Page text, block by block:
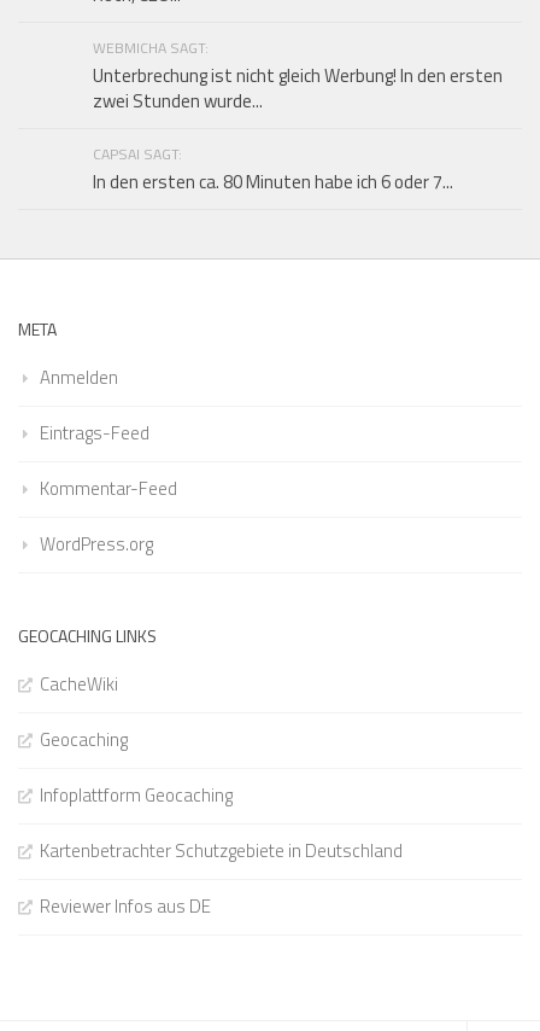
WEBMICHA SAGT:
Unterbrechung ist nicht gleich Werbung! In den ersten
zwei Stunden wurde...
CAPSAI SAGT:
In den ersten ca. 80 Minuten habe ich 6 oder 7...
META
Anmelden
Eintrags-Feed
Kommentar-Feed
WordPress.org
GEOCACHING LINKS
CacheWiki
Geocaching
Infoplattform Geocaching
Kartenbetrachter Schutzgebiete in Deutschland
Reviewer Infos aus DE